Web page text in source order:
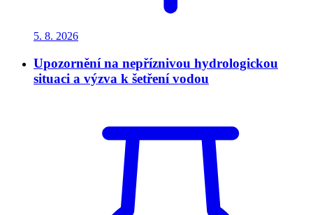
5. 8. 2026
Upozornění na nepříznivou hydrologickou
situaci a výzva k šetření vodou